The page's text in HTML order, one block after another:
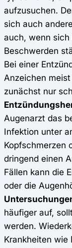
aufzusuchen.
sich auch
auch, wenn sich
Beschwerden
Bei einer
Anzeichen meist
zunächst nur
Augenarzt das
Infektion unter
Kopfschmerzen
dringend einen
Fällen kann die
oder die
häufiger auf,
werden.
Krankheiten wie